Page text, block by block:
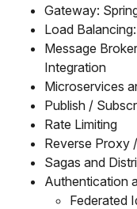
Gateway:
Load
Message
Integration
Microservices
Publish /
Rate Limiting
Reverse Proxy
Sagas and
Authentication
Federated